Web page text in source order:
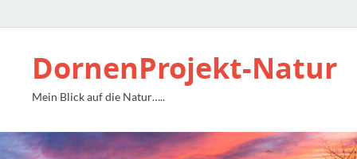
DornenProjekt-Natur
Mein Blick auf die Natur…..